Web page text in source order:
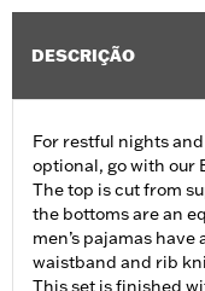
DESCRIÇÃO
For restful nights
optional, go with our
The top is cut from
the bottoms are an
men’s pajamas
waistband and rib
This set is finished